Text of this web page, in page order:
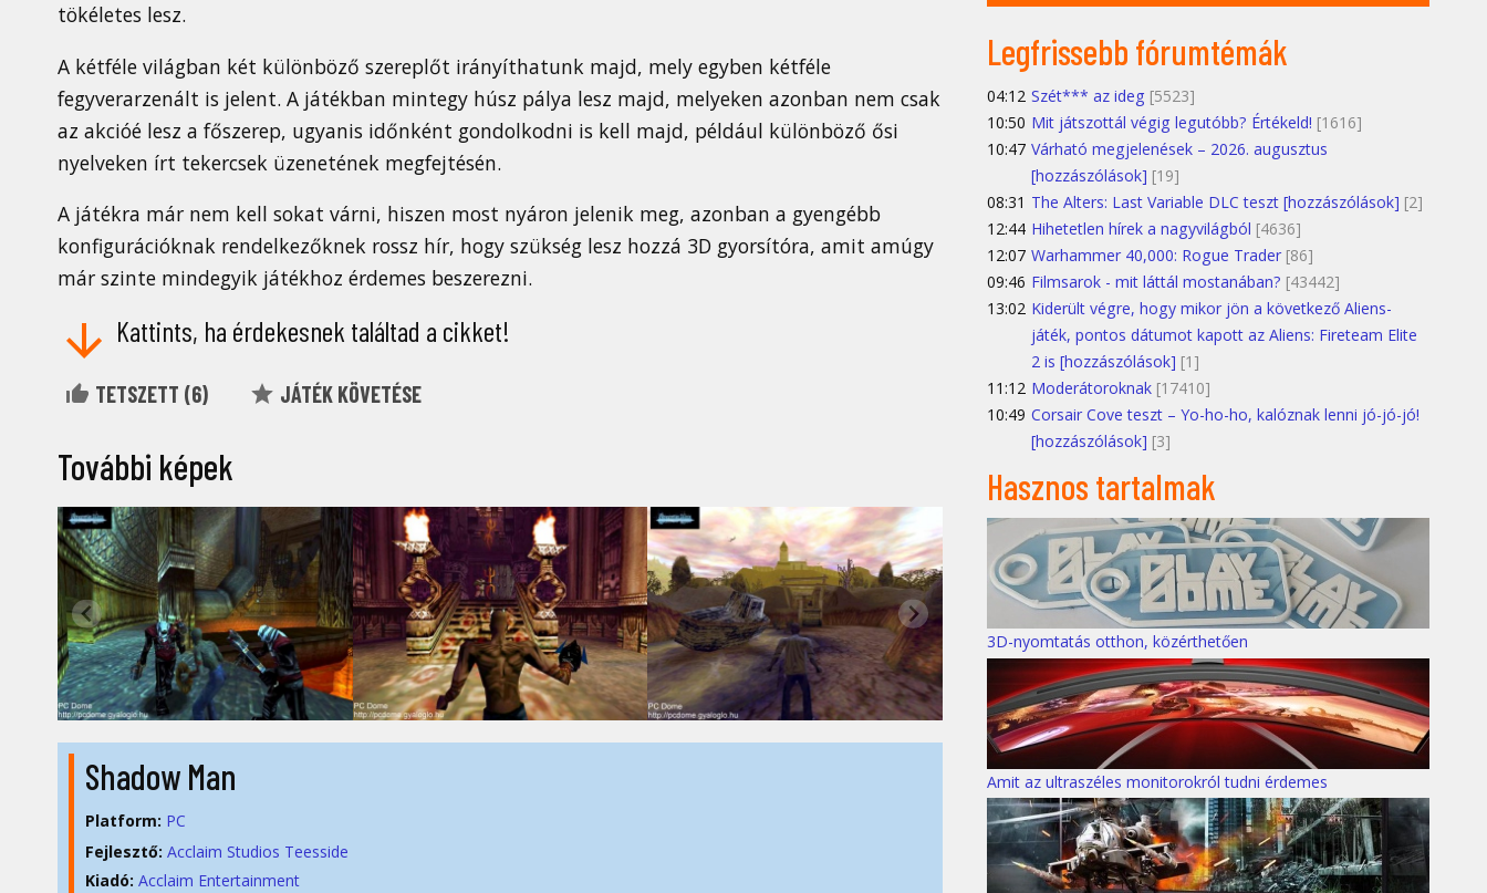
tökéletes lesz.
A kétféle világban két különböző szereplőt irányíthatunk majd, mely egyben kétféle
fegyverarzenált is jelent. A játékban mintegy húsz pálya lesz majd, melyeken azonban nem csak
az akcióé lesz a főszerep, ugyanis időnként gondolkodni is kell majd, például különböző ősi
nyelveken írt tekercsek üzenetének megfejtésén.
A játékra már nem kell sokat várni, hiszen most nyáron jelenik meg, azonban a gyengébb
konfigurációknak rendelkezőknek rossz hír, hogy szükség lesz hozzá 3D gyorsítóra, amit amúgy
már szinte mindegyik játékhoz érdemes beszerezni.
Kattints, ha érdekesnek találtad a cikket!
TETSZETT (6) JÁTÉK KÖVETÉSE
További képek
Shadow Man
Platform: PC
Fejlesztő: Acclaim Studios Teesside
Kiadó: Acclaim Entertainment
Legfrissebb fórumtémák
04:12 Szét*** az ideg [5523]
10:50 Mit játszottál végig legutóbb? Értékeld! [1616]
10:47 Várható megjelenések – 2026. augusztus
[hozzászólások] [19]
08:31 The Alters: Last Variable DLC teszt [hozzászólások] [2]
12:44 Hihetetlen hírek a nagyvilágból [4636]
12:07 Warhammer 40,000: Rogue Trader [86]
09:46 Filmsarok - mit láttál mostanában? [43442]
13:02 Kiderült végre, hogy mikor jön a következő Aliens-
játék, pontos dátumot kapott az Aliens: Fireteam Elite
2 is [hozzászólások] [1]
11:12 Moderátoroknak [17410]
10:49 Corsair Cove teszt – Yo-ho-ho, kalóznak lenni jó-jó-jó!
[hozzászólások] [3]
Hasznos tartalmak
3D-nyomtatás otthon, közérthetően
Amit az ultraszéles monitorokról tudni érdemes